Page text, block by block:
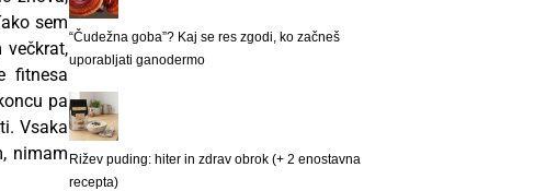
sem
večkrat,
fitnesa
pa
Vsaka
nimam
“Čudežna goba”? Kaj se res zgodi, ko začneš
uporabljati ganodermo
Rižev puding: hiter in zdrav obrok (+ 2 enostavna
recepta)